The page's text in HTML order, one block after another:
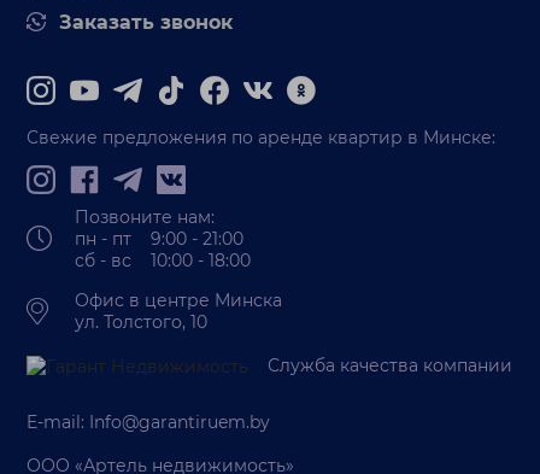
Заказать звонок
Свежие предложения по аренде квартир в Минске:
Позвоните нам:
пн - пт 9:00 - 21:00
сб - вс 10:00 - 18:00
Офис в центре Минска
ул. Толстого, 10
Служба качества компании
E-mail: Info@garantiruem.by
ООО «Артель недвижимость»